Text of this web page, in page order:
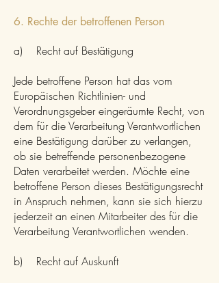
6. Rechte der betroffenen Person
a) Recht auf Bestätigung
Jede betroffene Person hat das vom
Europäischen Richtlinien- und
Verordnungsgeber eingeräumte Recht, von
dem für die Verarbeitung Verantwortlichen
eine Bestätigung darüber zu verlangen,
ob sie betreffende personenbezogene
Daten verarbeitet werden. Möchte eine
betroffene Person dieses Bestätigungsrecht
in Anspruch nehmen, kann sie sich hierzu
jederzeit an einen Mitarbeiter des für die
Verarbeitung Verantwortlichen wenden.
b) Recht auf Auskunft